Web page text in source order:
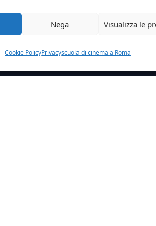
Nega Visualizza le
Cookie PolicyPrivacyscuola di cinema a Roma